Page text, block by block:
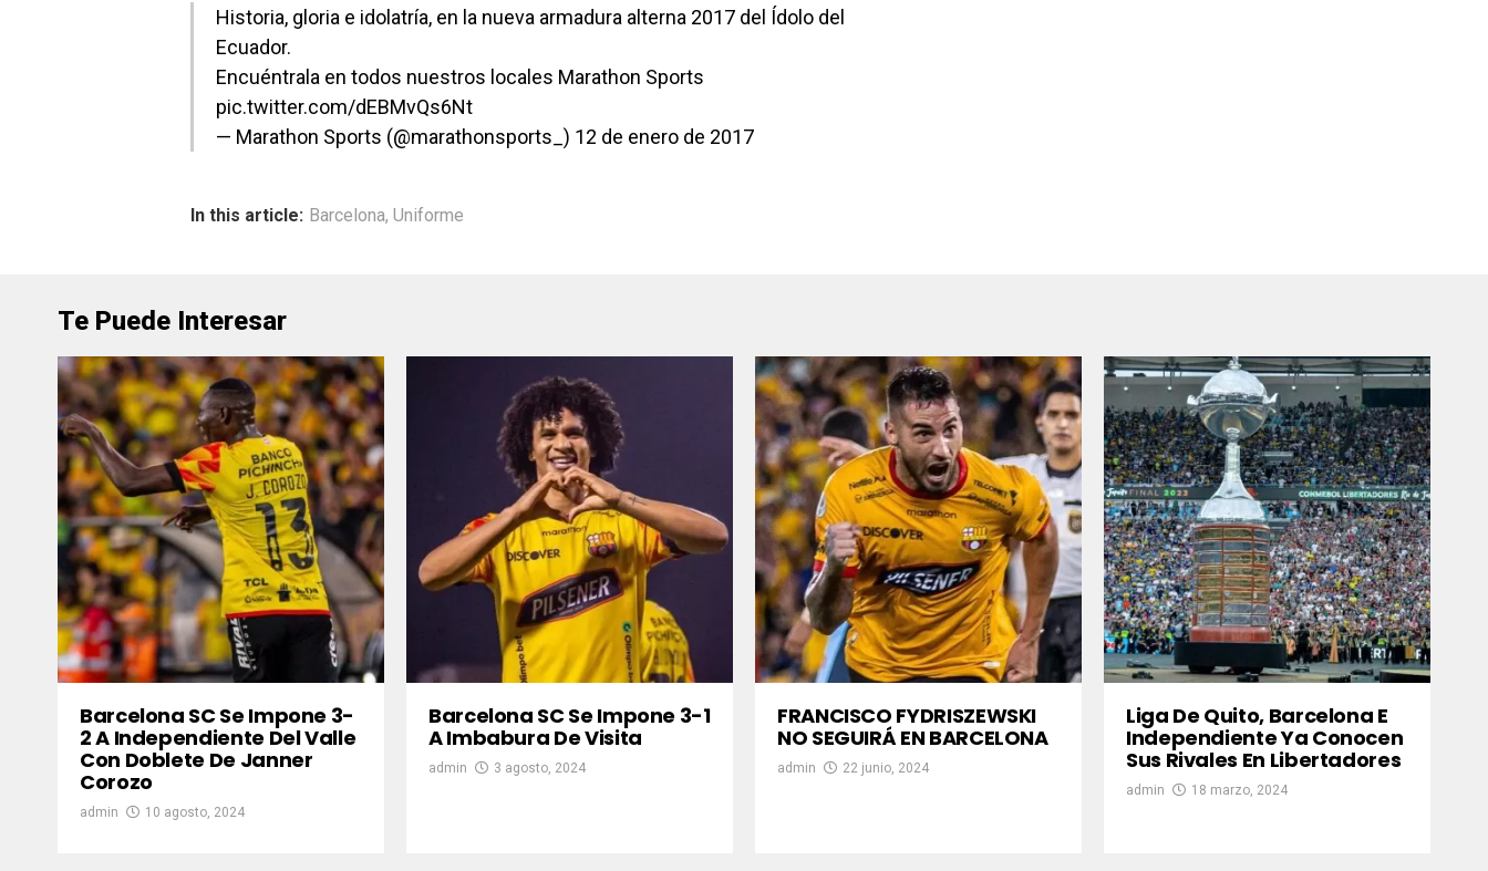
Historia, gloria e idolatría, en la nueva armadura alterna 2017 del Ídolo del
Ecuador.
Encuéntrala en todos nuestros locales Marathon Sports
pic.twitter.com/dEBMvQs6Nt
— Marathon Sports (@marathonsports_) 12 de enero de 2017
In this article: Barcelona, Uniforme
Te Puede Interesar
Barcelona SC Se Impone 3-
2 A Independiente Del Valle
Con Doblete De Janner
Corozo
admin 10 agosto, 2024
Barcelona SC Se Impone 3-1
A Imbabura De Visita
admin 3 agosto, 2024
FRANCISCO FYDRISZEWSKI
NO SEGUIRÁ EN BARCELONA
admin 22 junio, 2024
Liga De Quito, Barcelona E
Independiente Ya Conocen
Sus Rivales En Libertadores
admin 18 marzo, 2024